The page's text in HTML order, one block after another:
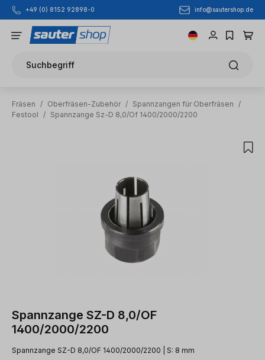
Zum Hauptinhalt springen
+49 (0) 8152 92898-0 info@sautershop.de
Suchbegriff
Fräsen / Oberfräsen-Zubehör / Spannzangen für Oberfräsen
/
Festool
/ Spannzange Sz-D 8,0/Of 1400/2000/2200
Spannzange SZ-D 8,0/OF
1400/2000/2200
Spannzange SZ-D 8,0/OF 1400/2000/2200 | S: 8 mm